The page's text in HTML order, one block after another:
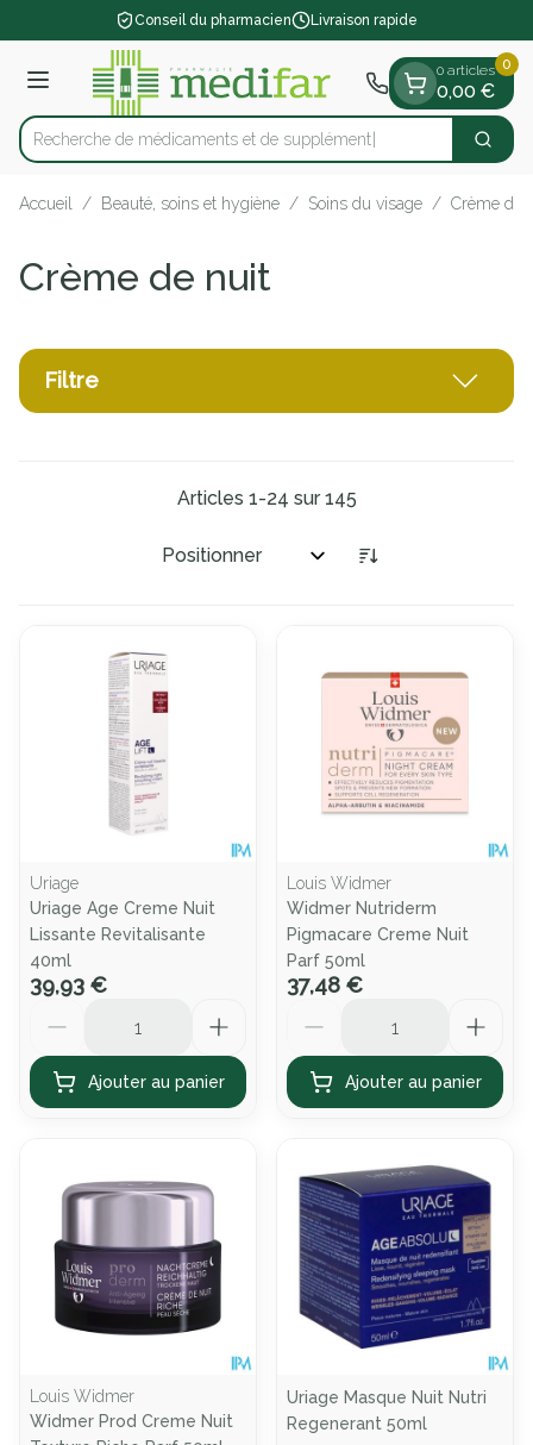
Aller au contenu
1 de 1Conseil du pharmacien Livraison rapide
Menu
Rechercher
Recherche de médicam
0 articles
0,00 €
0
Accueil / Beauté, soins et hygiène / Soins du visage / Crème de
Crème de nuit
Filtre
Articles 1-24 sur145
Trier par:
Uriage
Uriage Age Creme Nuit
Lissante Revitalisante
40ml
39,93 €
Ajouter au panier
Louis Widmer
Widmer Nutriderm
Pigmacare Creme Nuit
Parf 50ml
37,48 €
Ajouter au panier
Louis Widmer
Widmer Prod Creme Nuit
Uriage Masque Nuit Nutri
Regenerant 50ml